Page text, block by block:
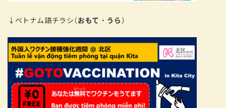
↓ベトナム語チラシ（おもて ・ うら ）